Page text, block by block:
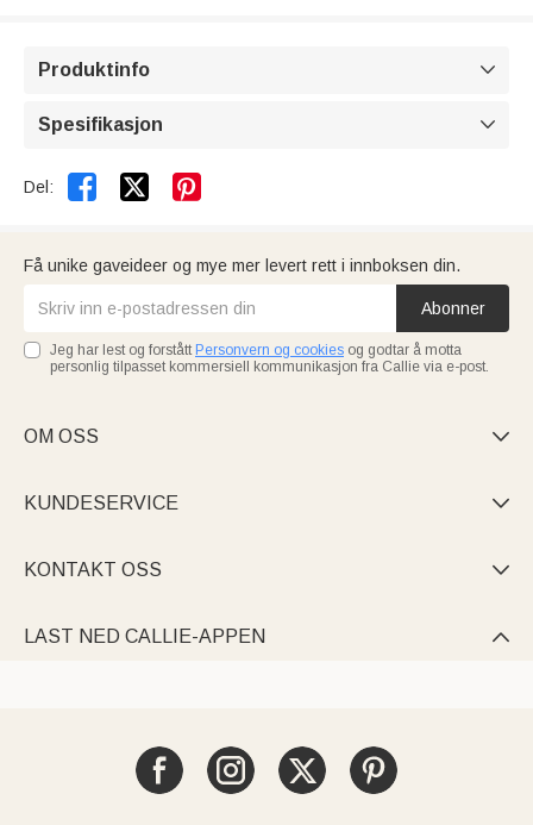
Produktinfo 
Spesifikasjon 
Del:  
Få unike gaveideer og mye mer levert rett i innboksen din.
Abonner
Jeg har lest og forstått Personvern og cookies og godtar å motta
personlig tilpasset kommersiell kommunikasjon fra Callie via e-post.
OM OSS 
KUNDESERVICE 
KONTAKT OSS 
LAST NED CALLIE-APPEN 